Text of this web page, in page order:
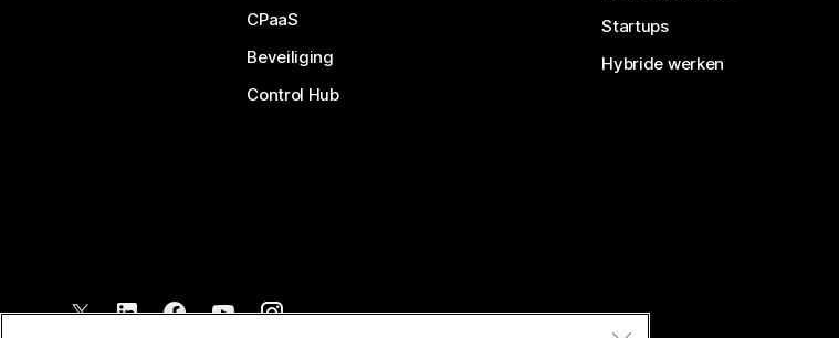
CPaaS
Beveiliging
Control Hub
Startups
Hybride werken